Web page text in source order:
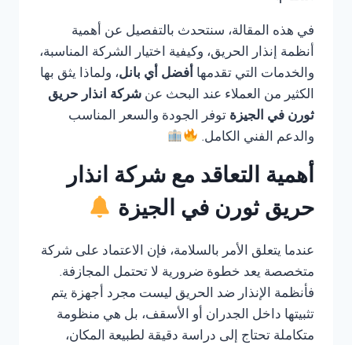
في هذه المقالة، سنتحدث بالتفصيل عن أهمية
أنظمة إنذار الحريق، وكيفية اختيار الشركة المناسبة،
والخدمات التي تقدمها أفضل أي بانل، ولماذا يثق بها
الكثير من العملاء عند البحث عن شركة انذار حريق
ثورن في الجيزة توفر الجودة والسعر المناسب
والدعم الفني الكامل.
أهمية التعاقد مع شركة انذار
حريق ثورن في الجيزة
عندما يتعلق الأمر بالسلامة، فإن الاعتماد على شركة
متخصصة يعد خطوة ضرورية لا تحتمل المجازفة.
فأنظمة الإنذار ضد الحريق ليست مجرد أجهزة يتم
تثبيتها داخل الجدران أو الأسقف، بل هي منظومة
متكاملة تحتاج إلى دراسة دقيقة لطبيعة المكان،